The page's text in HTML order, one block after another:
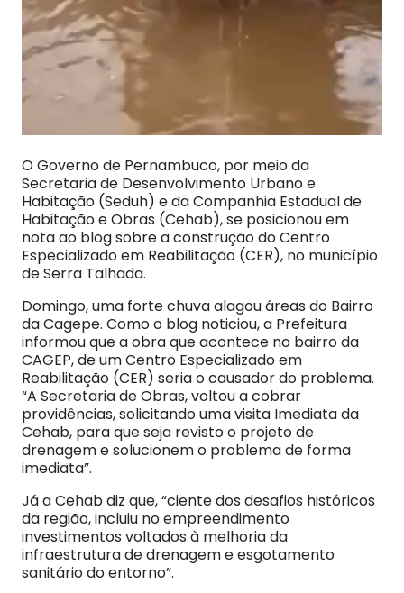
O Governo de Pernambuco, por meio da
Secretaria de Desenvolvimento Urbano e
Habitação (Seduh) e da Companhia Estadual de
Habitação e Obras (Cehab), se posicionou em
nota ao blog sobre a construção do Centro
Especializado em Reabilitação (CER), no município
de Serra Talhada.
Domingo, uma forte chuva alagou áreas do Bairro
da Cagepe. Como o blog noticiou, a Prefeitura
informou que a obra que acontece no bairro da
CAGEP, de um Centro Especializado em
Reabilitação (CER) seria o causador do problema.
“A Secretaria de Obras, voltou a cobrar
providências, solicitando uma visita Imediata da
Cehab, para que seja revisto o projeto de
drenagem e solucionem o problema de forma
imediata”.
Já a Cehab diz que, “ciente dos desafios históricos
da região, incluiu no empreendimento
investimentos voltados à melhoria da
infraestrutura de drenagem e esgotamento
sanitário do entorno”.